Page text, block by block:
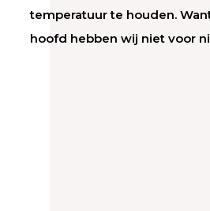
temperatuur te houden.
hoofd hebben wij niet voor